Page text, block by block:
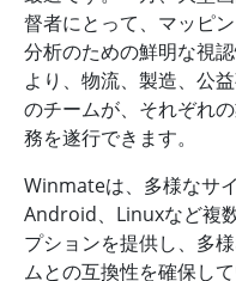
督者にとって、マッピ
分析のための鮮明な視
より、物流、製造、公
のチームが、それぞれ
務を遂行できます。
Winmateは、多様なサ
Android、Linuxなど複
プションを提供し、多
ムとの互換性を確保し